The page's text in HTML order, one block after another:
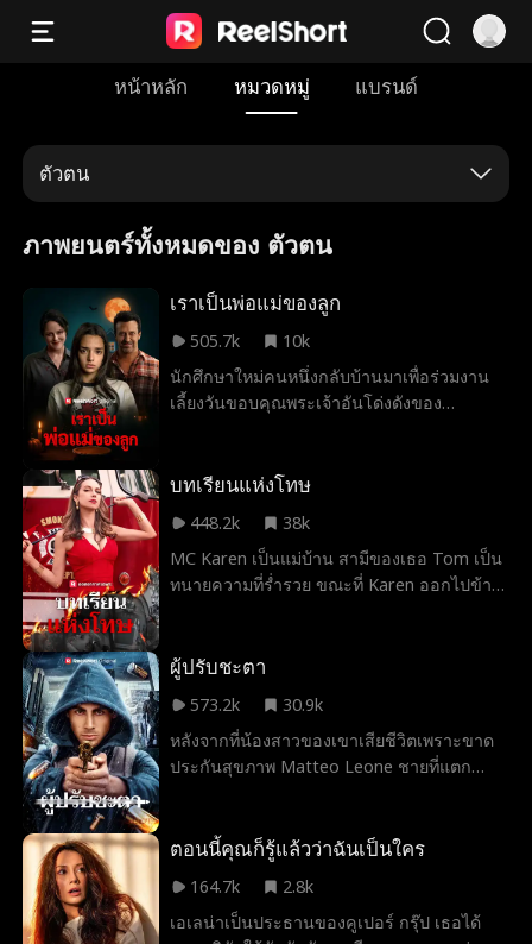
หน้าหลัก หมวดหมู่ แบรนด์
ตัวตน
ภาพยนตร์ทั้งหมดของ ตัวตน
เราเป็นพ่อแม่ของลูก
505.7k
10k
นักศึกษาใหม่คนหนึ่งกลับบ้านมาเพื่อร่วมงาน
เลี้ยงวันขอบคุณพระเจ้าอันโด่งดังของ
บทเรียนแห่งโทษ
448.2k
38k
MC Karen เป็นแม่บ้าน สามีของเธอ Tom เป็น
ทนายความที่ร่ำรวย ขณะที่ Karen ออกไปข้าง
ผู้มีจิตใจดีไปกับรถดับเพลิงเพื่อพา Anna ไปโรง
พวกเขาต้องพา Anna ไปห้องฉุกเฉินเพื่อผ่าตัด
โดยเร็วที่สุด รถดับเพลิงชนกับรถของ Karen
ขณะที่เธอกำลังกลับจากการนอกใจสามี เธอ
พยาบาล รวมถึงคนที่ผ่านไปมา พยายามให้เธอ
กำลังพยายามช่วยลูกสาวของเธอเอง
ผู้ปรับชะตา
573.2k
30.9k
หลังจากที่น้องสาวของเขาเสียชีวิตเพราะขาด
ประกันสุขภาพ Matteo Leone ชายที่แตก
แค้น เขามีเป้าหมายใหญ่กว่า: เปิดโปงบริษัท
บางที่สุด Matteo หลบหนีตำรวจไปได้ทุกครั้ง
ทิ้งร่องรอยเพื่อส่งสารของเขา ไม่นานก็กลาย
ตอนนี้คุณก็รู้แล้วว่าฉันเป็นใคร
164.7k
2.8k
เอเลน่าเป็นประธานของคูเปอร์ กรุ๊ป เธอได้